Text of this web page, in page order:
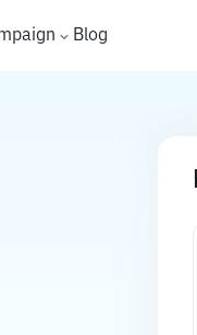
Blog